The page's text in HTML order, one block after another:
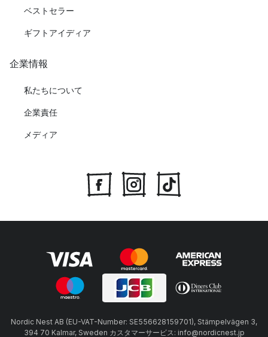
ベストセラー
ギフトアイディア
企業情報
私たちについて
企業責任
メディア
Nordic Nest AB (EU-VAT-Number: SE556628159701), Stämpelvägen 3,
394 70 Kalmar, Sweden カスタマーサービス: info@nordicnest.jp